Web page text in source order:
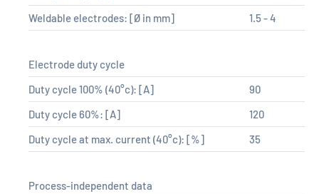
Weldable electrodes: [Ø in mm] 1.5 - 4
Electrode duty cycle
Duty cycle 100% (40°c): [A]
90
Duty cycle 60%: [A]
120
Duty cycle at max. current (40°c): [%] 35
Process-independent data